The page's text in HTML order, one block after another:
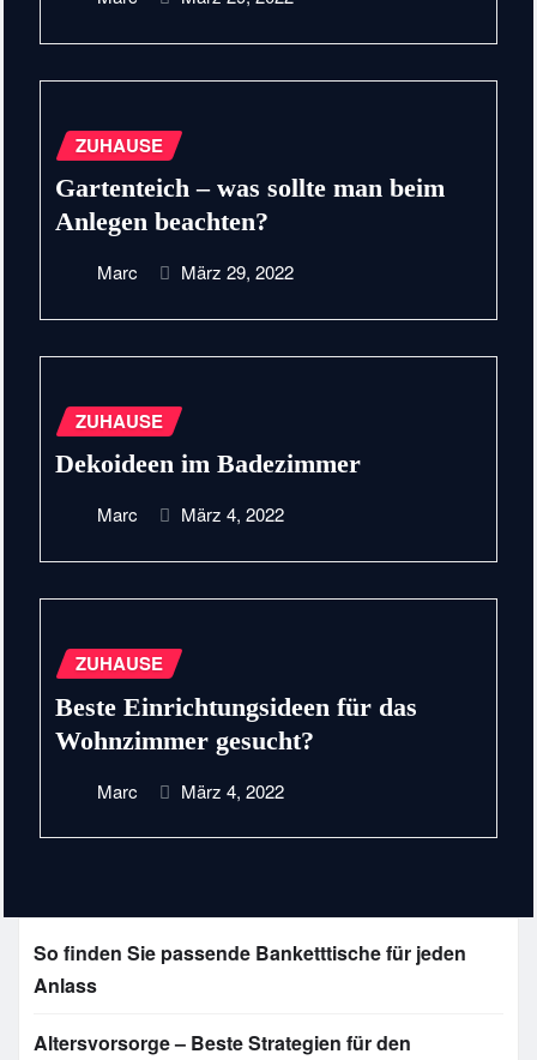
ZUHAUSE
Gartenteich – was sollte man beim
Anlegen beachten?
Marc März 29, 2022
ZUHAUSE
Dekoideen im Badezimmer
Marc März 4, 2022
ZUHAUSE
Beste Einrichtungsideen für das
Wohnzimmer gesucht?
Marc März 4, 2022
So finden Sie passende Banketttische für jeden
Anlass
Altersvorsorge – Beste Strategien für den